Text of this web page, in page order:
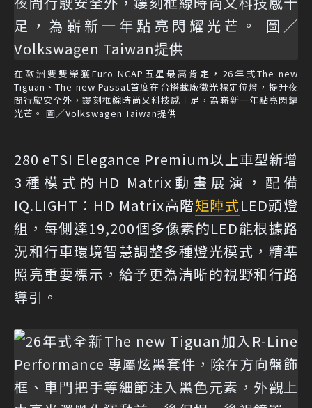
在歐洲雙雙榮獲Euro NCAP五星最高肯定，26年式The new
Tiguan、The new Passat首度在台搭載廠徽光標定位燈，提升夜
間行駛安全外，鏤刻框線時尚又科技感十足，為嶄新一年點亮閃耀
光芒。 圖／Volkswagen Taiwan提供
280 eTSI Elegance Premium以上車型新增
3種模式的HD Matrix動畫展演，配備
IQ.LIGHT：HD Matrix高階矩陣式LED頭燈
組，每側達19,200個多像素的LED能根據路
況和行車環境智慧調整多種燈光模式，精準
照亮重要標示，給予更為清晰的視野和行路
導引。